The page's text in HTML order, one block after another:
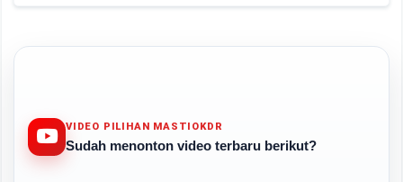
VIDEO PILIHAN MASTIOKDR
Sudah menonton video terbaru berikut?